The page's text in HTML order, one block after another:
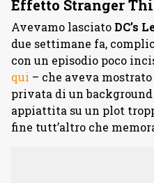
Effetto Stranger
Avevamo lasciato DC’s
due settimane fa,
con un episodio poco
qui – che aveva
privata di un
appiattita su un plot
fine tutt’altro che